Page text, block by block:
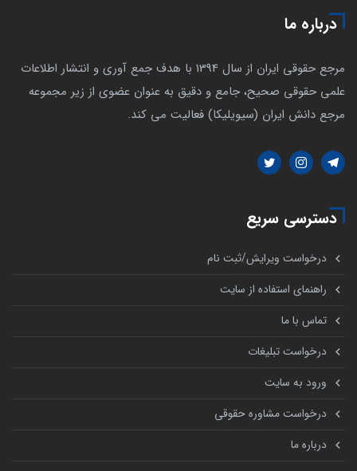
درباره ما
مرجع حقوقی ایران از سال 1394 با هدف جمع آوری و انتشار اطلاعات
علمی حقوقی صحیح، جامع و دقیق به عنوان عضوی از زیر مجموعه
مرجع دانش ایران (سیویلیکا) فعالیت می کند.
دسترسی سریع
درخواست ویرایش/ثبت نام
راهنمای استفاده از سایت
تماس با ما
درخواست تبلیغات
ورود به سایت
درخواست مشاوره حقوقی
درباره ما